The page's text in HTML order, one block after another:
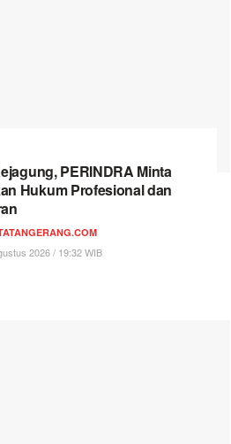
PERINDRA Minta
Hukum Profesional dan
2026 / 19:32 WIB